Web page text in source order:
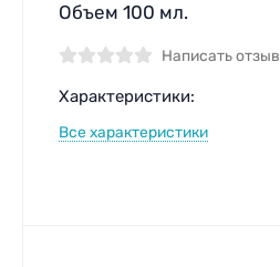
Объем 100 мл.
Написать отзыв
Характеристики:
Все характеристики